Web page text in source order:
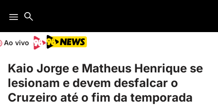
Ao vivo
Kaio Jorge e Matheus Henrique se
lesionam e devem desfalcar o
Cruzeiro até o fim da temporada